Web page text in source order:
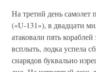
На третий день самолет
(«U-131»), в двадцати
атаковали пять
всплыть, лодка успела
снарядов буквально